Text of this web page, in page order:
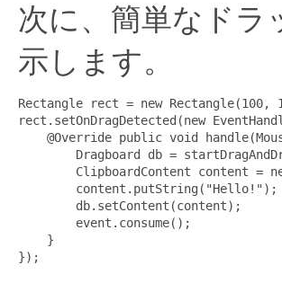
次に、簡単なドラ
示します。
Rectangle rect = new Rectangle(100,
rect.setOnDragDetected(new
@Override public void
Dragboard db =
ClipboardContent content =
        content.putString("Hello!");
        db.setContent(content);
        event.consume();
    }
});